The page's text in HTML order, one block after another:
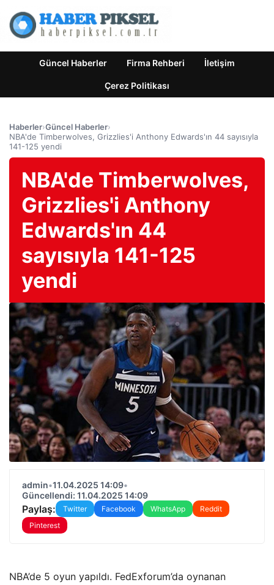
Güncel Haberler Firma Rehberi İletişim
Çerez Politikası
Haberler›Güncel Haberler›
NBA'de Timberwolves, Grizzlies'i Anthony Edwards'ın 44 sayısıyla
141-125 yendi
NBA'de Timberwolves,
Grizzlies'i Anthony
Edwards'ın 44
sayısıyla 141-125
yendi
admin•11.04.2025 14:09•
Güncellendi: 11.04.2025 14:09
Paylaş: Twitter Facebook WhatsApp
Reddit
Pinterest
NBA’de 5 oyun yapıldı. FedExforum’da oynanan